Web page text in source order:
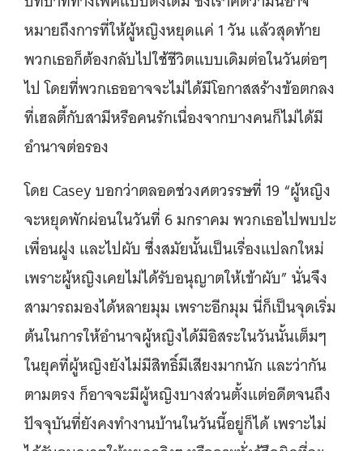
หมายถึงการที่ให้ผู้หญิงหยุดแค่ 1 วัน แล้วสุดท้าย
พวกเธอก็ต้องกลับไปใช้ชีวิตแบบเดิมต่อในวันต่อๆ
ไป โดยที่พวกเธออาจจะไม่ได้มีโอกาสสร้างข้อตกลง
ที่เฮลตี้กับสามีหรือคนรักเนื่องจากบางคนก็ไม่ได้มี
อำนาจต่อรอง
โดย Casey บอกว่าตลอดช่วงศตวรรษที่ 19 “ผู้หญิง
จะหยุดพักผ่อนในวันที่ 6 มกราคม พวกเธอไปพบปะ
เพื่อนฝูง และไปผับ ซึ่งสมัยนั้นเป็นเรื่องแปลกใหม่
เพราะผู้หญิงเคยไม่ได้รับอนุญาตให้เข้าผับ” นั่นจึง
สามารถมองได้หลายมุม เพราะอีกมุม นี่ก็เป็นจุดเริ่ม
ต้นในการให้อำนาจผู้หญิงได้มีอิสระในวันนั้นเต็มๆ
ในยุคที่ผู้หญิงยังไม่มีสิทธิ์มีเสียงมากนัก และว่ากัน
ตามตรง ก็อาจจะมีผู้หญิงบางส่วนตั้งแต่อดีตจนถึง
ปัจจุบันที่ยังคงทำงานบ้านในวันนี้อยู่ก็ได้ เพราะไม่